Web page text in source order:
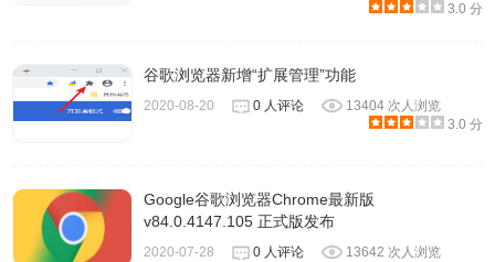
3.0 分
谷歌浏览器新增“扩展管理”功能
2020-08-20 0 人评论
13404 次人浏览
3.0 分
Google谷歌浏览器Chrome最新版
v84.0.4147.105 正式版发布
2020-07-28 0 人评论
13642 次人浏览